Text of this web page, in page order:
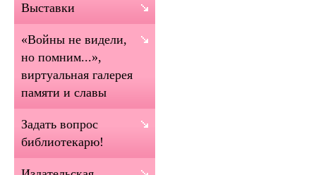
Выставки
«Войны не видели,
но помним...»,
виртуальная галерея
памяти и славы
Задать вопрос
библиотекарю!